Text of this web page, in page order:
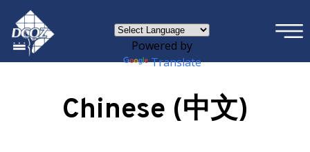
Skip to main content
Powered by
Translate
×
Chinese (中文)